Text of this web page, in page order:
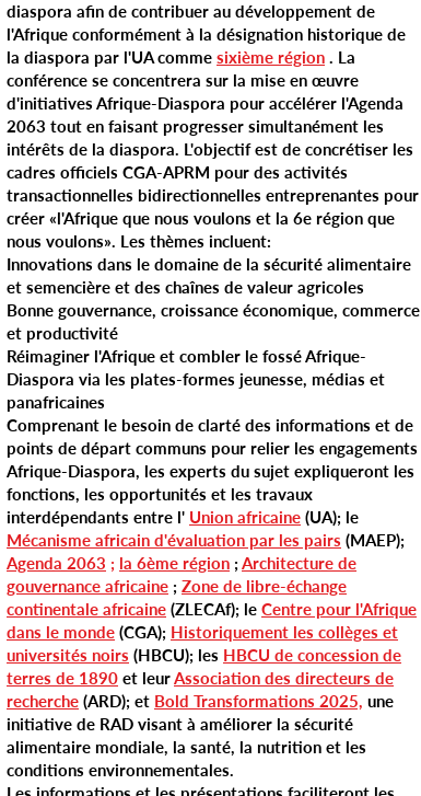
diaspora afin de contribuer au développement de
l'Afrique conformément à la désignation historique de
la diaspora par l'UA comme sixième région . La
conférence se concentrera sur la mise en œuvre
d'initiatives Afrique-Diaspora pour accélérer l'Agenda
2063 tout en faisant progresser simultanément les
intérêts de la diaspora. L'objectif est de concrétiser les
cadres officiels CGA-APRM pour des activités
transactionnelles bidirectionnelles entreprenantes pour
créer «l'Afrique que nous voulons et la 6e région que
nous voulons». Les thèmes incluent:
Innovations dans le domaine de la sécurité alimentaire
et semencière et des chaînes de valeur agricoles
Bonne gouvernance, croissance économique, commerce
et productivité
Réimaginer l'Afrique et combler le fossé Afrique-
Diaspora via les plates-formes jeunesse, médias et
panafricaines
Comprenant le besoin de clarté des informations et de
points de départ communs pour relier les engagements
Afrique-Diaspora, les experts du sujet expliqueront les
fonctions, les opportunités et les travaux
interdépendants entre l' Union africaine (UA); le
Mécanisme africain d'évaluation par les pairs (MAEP);
Agenda 2063 ; la 6ème région ; Architecture de
gouvernance africaine ; Zone de libre-échange
continentale africaine (ZLECAf); le Centre pour l'Afrique
dans le monde (CGA); Historiquement les collèges et
universités noirs (HBCU); les HBCU de concession de
terres de 1890 et leurAssociation des directeurs de
recherche (ARD); et Bold Transformations 2025, une
initiative de RAD visant à améliorer la sécurité
alimentaire mondiale, la santé, la nutrition et les
conditions environnementales.